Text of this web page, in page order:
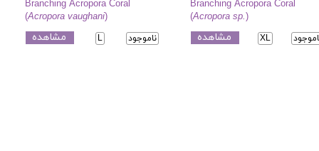
Branching Acropora Coral
(Acropora sp.)
XL مشاهده
Branching Acropora Coral
(Acropora vaughani)
ناموجود L مشاهده